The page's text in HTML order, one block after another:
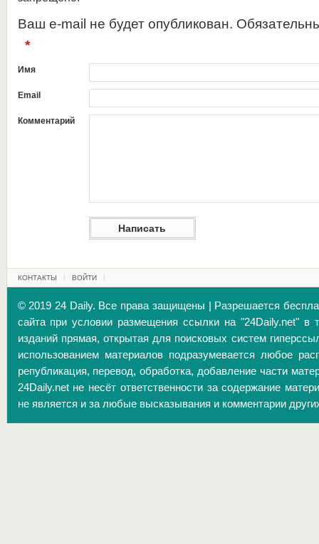
Ваш e-mail не будет опубликован.
*
Имя
Email
Комментарий
КОНТАКТЫ ВОЙТИ
© 2019 24 Daily. Все права защищены | Разрешается
сайта при условии размещения ссылки на "24Daily.net" в
изданий прямая, открытая для поисковых систем
использованием материалов подразумевается любое
републикация, перевод, обработка, добавление части
24Daily.net не несёт ответственности за содержание
не является и за любые высказывания и комментарии